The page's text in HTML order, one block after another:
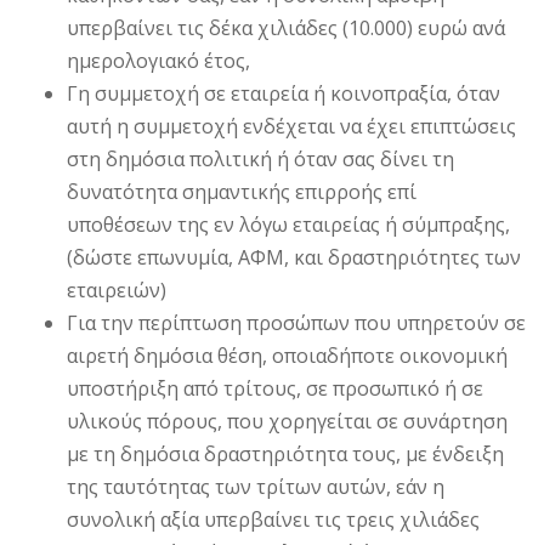
υπερβαίνει τις δέκα χιλιάδες (10.000) ευρώ ανά
ημερολογιακό έτος,
Γη συμμετοχή σε εταιρεία ή κοινοπραξία, όταν
αυτή η συμμετοχή ενδέχεται να έχει επιπτώσεις
στη δημόσια πολιτική ή όταν σας δίνει τη
δυνατότητα σημαντικής επιρροής επί
υποθέσεων της εν λόγω εταιρείας ή σύμπραξης,
(δώστε επωνυμία, ΑΦΜ, και δραστηριότητες των
εταιρειών)
Για την περίπτωση προσώπων που υπηρετούν σε
αιρετή δημόσια θέση, οποιαδήποτε οικονομική
υποστήριξη από τρίτους, σε προσωπικό ή σε
υλικούς πόρους, που χορηγείται σε συνάρτηση
με τη δημόσια δραστηριότητα τους, με ένδειξη
της ταυτότητας των τρίτων αυτών, εάν η
συνολική αξία υπερβαίνει τις τρεις χιλιάδες